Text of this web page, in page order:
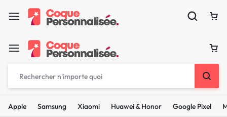
Apple Samsung Xiaomi Huawei & Honor Google Pixel